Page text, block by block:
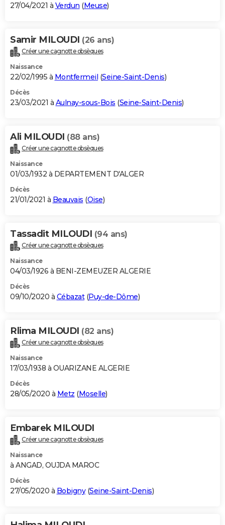
27/04/2021 à Verdun (Meuse)
Samir MILOUDI (26 ans)
Créer une cagnotte obsèques
Naissance
22/02/1995 à Montfermeil (Seine-Saint-Denis)
Décès
23/03/2021 à Aulnay-sous-Bois (Seine-Saint-Denis)
Ali MILOUDI (88 ans)
Créer une cagnotte obsèques
Naissance
01/03/1932 à DEPARTEMENT D'ALGER
Décès
21/01/2021 à Beauvais (Oise)
Tassadit MILOUDI (94 ans)
Créer une cagnotte obsèques
Naissance
04/03/1926 à BENI-ZEMEUZER ALGERIE
Décès
09/10/2020 à Cébazat(Puy-de-Dôme)
Rlima MILOUDI (82 ans)
Créer une cagnotte obsèques
Naissance
17/03/1938 à OUARIZANE ALGERIE
Décès
28/05/2020 à Metz (Moselle)
Embarek MILOUDI
Créer une cagnotte obsèques
Naissance
à ANGAD, OUJDA MAROC
Décès
27/05/2020 à Bobigny(Seine-Saint-Denis)